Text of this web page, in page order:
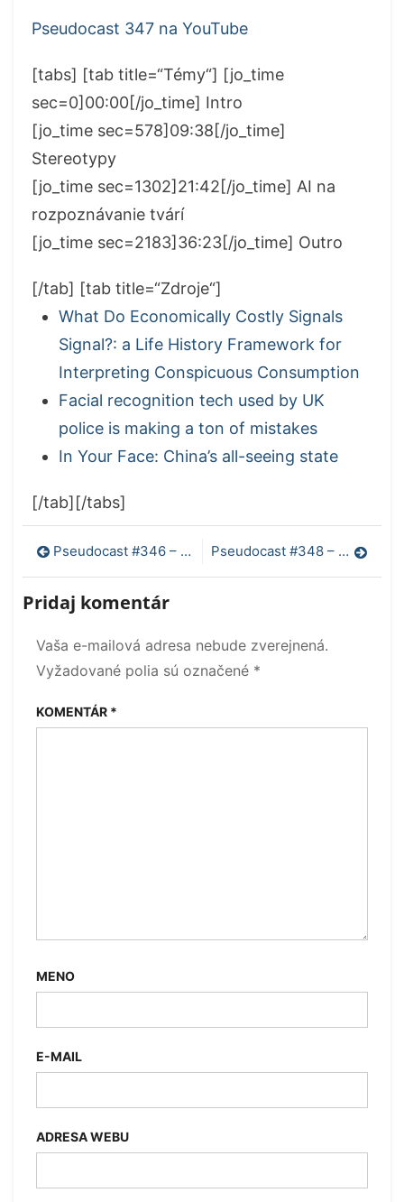
Pseudocast 347 na YouTube
[tabs] [tab title=“Témy“] [jo_time
sec=0]00:00[/jo_time] Intro
[jo_time sec=578]09:38[/jo_time]
Stereotypy
[jo_time sec=1302]21:42[/jo_time] AI na
rozpoznávanie tvárí
[jo_time sec=2183]36:23[/jo_time] Outro
[/tab] [tab title=“Zdroje“]
What Do Economically Costly Signals
Signal?: a Life History Framework for
Interpreting Conspicuous Consumption
Facial recognition tech used by UK
police is making a ton of mistakes
In Your Face: China’s all-seeing state
[/tab][/tabs]
Navigácia
v
článku
Pseudocast #346 – Zážitky z Černobyľu, americká výživa, KRUSTY Pseudocast #348 – Martir v USA, EM-Drive, nový projekt Elona Muska
Pridaj komentár
Vaša e-mailová adresa nebude zverejnená.
Vyžadované polia sú označené *
KOMENTÁR *
MENO
E-MAIL
ADRESA WEBU